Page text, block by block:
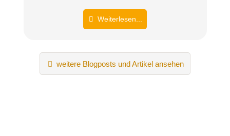
Weiterlesen...
weitere Blogposts und Artikel ansehen